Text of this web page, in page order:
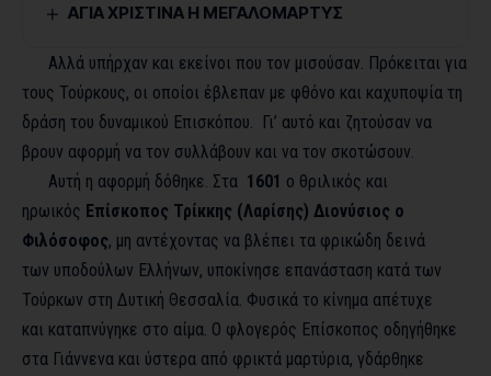
ΑΓΙΑ ΧΡΙΣΤΙΝΑ Η ΜΕΓΑΛΟΜΑΡΤΥΣ
Αλλά υπήρχαν και εκείνοι που τον μισούσαν. Πρόκειται για
τους Τούρκους, οι οποίοι έβλεπαν με φθόνο και καχυποψία τη
δράση του δυναμικού Επισκόπου. Γι’ αυτό και ζητούσαν να
βρουν αφορμή να τον συλλάβουν και να τον σκοτώσουν.
Αυτή η αφορμή δόθηκε. Στα 1601 ο θριλικός και
ηρωικός Επίσκοπος Τρίκκης (Λαρίσης) Διονύσιος ο
Φιλόσοφος, μη αντέχοντας να βλέπει τα φρικώδη δεινά
των υποδούλων Ελλήνων, υποκίνησε επανάσταση κατά των
Τούρκων στη Δυτική Θεσσαλία. Φυσικά το κίνημα απέτυχε
και καταπνύγηκε στο αίμα. Ο φλογερός Επίσκοπος οδηγήθηκε
στα Γιάννενα και ύστερα από φρικτά μαρτύρια, γδάρθηκε